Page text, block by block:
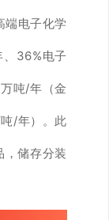
端电子化学
36%电子
吨/年（金
/年）。此
储存分装